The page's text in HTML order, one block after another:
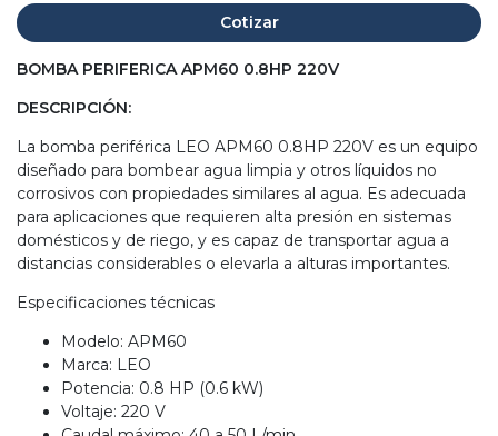
Cotizar
BOMBA PERIFERICA APM60 0.8HP 220V
DESCRIPCIÓN:
La bomba periférica LEO APM60 0.8HP 220V es un equipo
diseñado para bombear agua limpia y otros líquidos no
corrosivos con propiedades similares al agua. Es adecuada
para aplicaciones que requieren alta presión en sistemas
domésticos y de riego, y es capaz de transportar agua a
distancias considerables o elevarla a alturas importantes.
Especificaciones técnicas
Modelo: APM60
Marca: LEO
Potencia: 0.8 HP (0.6 kW)
Voltaje: 220 V